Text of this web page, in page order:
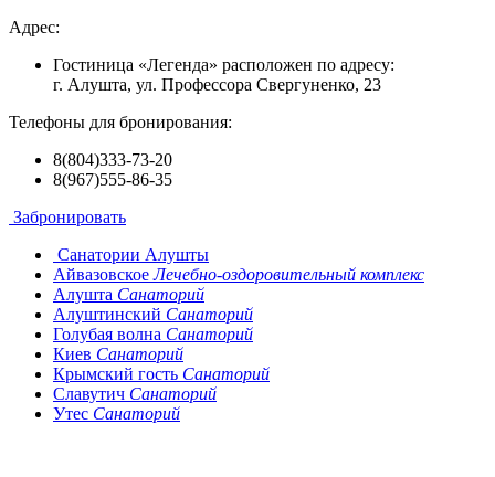
Адрес:
Гостиница «Легенда» расположен по адресу:
г. Алушта, ул. Профессора Свергуненко, 23
Телефоны для бронирования:
8(804)333-73-20
8(967)555-86-35
Забронировать
Санатории Алушты
АйвазовскоеЛечебно-оздоровительный комплекс
Алушта Санаторий
Алуштинский Санаторий
Голубая волна Санаторий
Киев Санаторий
Крымский гость Санаторий
Славутич Санаторий
Утес Санаторий